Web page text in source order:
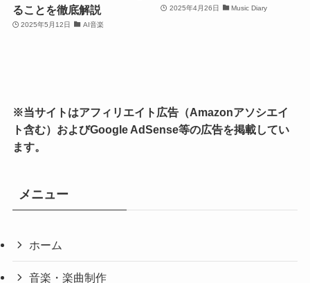
ることを徹底解説
2025年5月12日 AI音楽
2025年4月26日 Music Diary
※当サイトはアフィリエイト広告（Amazonアソシエイ
ト含む）およびGoogle AdSense等の広告を掲載してい
ます。
メニュー
ホーム
音楽・楽曲制作